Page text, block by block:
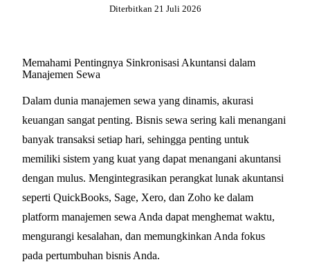
Diterbitkan 21 Juli 2026
Memahami Pentingnya Sinkronisasi Akuntansi dalam
Manajemen Sewa
Dalam dunia manajemen sewa yang dinamis, akurasi
keuangan sangat penting. Bisnis sewa sering kali menangani
banyak transaksi setiap hari, sehingga penting untuk
memiliki sistem yang kuat yang dapat menangani akuntansi
dengan mulus. Mengintegrasikan perangkat lunak akuntansi
seperti QuickBooks, Sage, Xero, dan Zoho ke dalam
platform manajemen sewa Anda dapat menghemat waktu,
mengurangi kesalahan, dan memungkinkan Anda fokus
pada pertumbuhan bisnis Anda.